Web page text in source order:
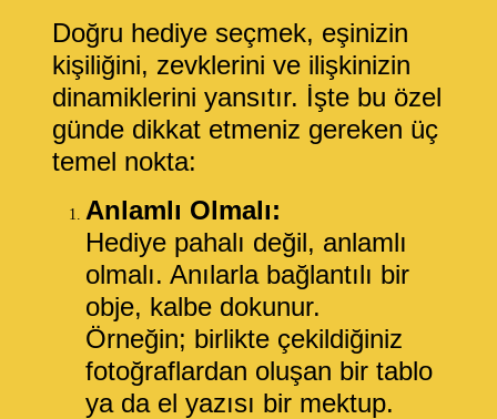
Doğru hediye seçmek, eşinizin
kişiliğini, zevklerini ve ilişkinizin
dinamiklerini yansıtır. İşte bu özel
günde dikkat etmeniz gereken üç
temel nokta:
Anlamlı Olmalı:
Hediye pahalı değil, anlamlı
olmalı. Anılarla bağlantılı bir
obje, kalbe dokunur.
Örneğin; birlikte çekildiğiniz
fotoğraflardan oluşan bir tablo
ya da el yazısı bir mektup.